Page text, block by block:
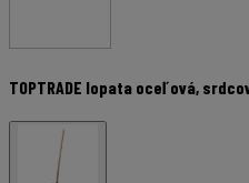
TOPTRADE lopata oceľová,